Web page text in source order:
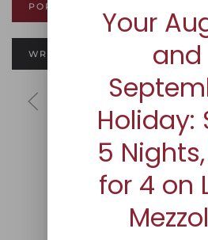
POPROŚ O INFORMACJE
WRÓĆ DO POKOI.
Your
and
Holiday:
5
for 4 on